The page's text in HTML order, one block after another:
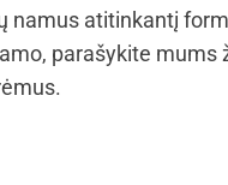
namus atitinkantį
parašykite mums